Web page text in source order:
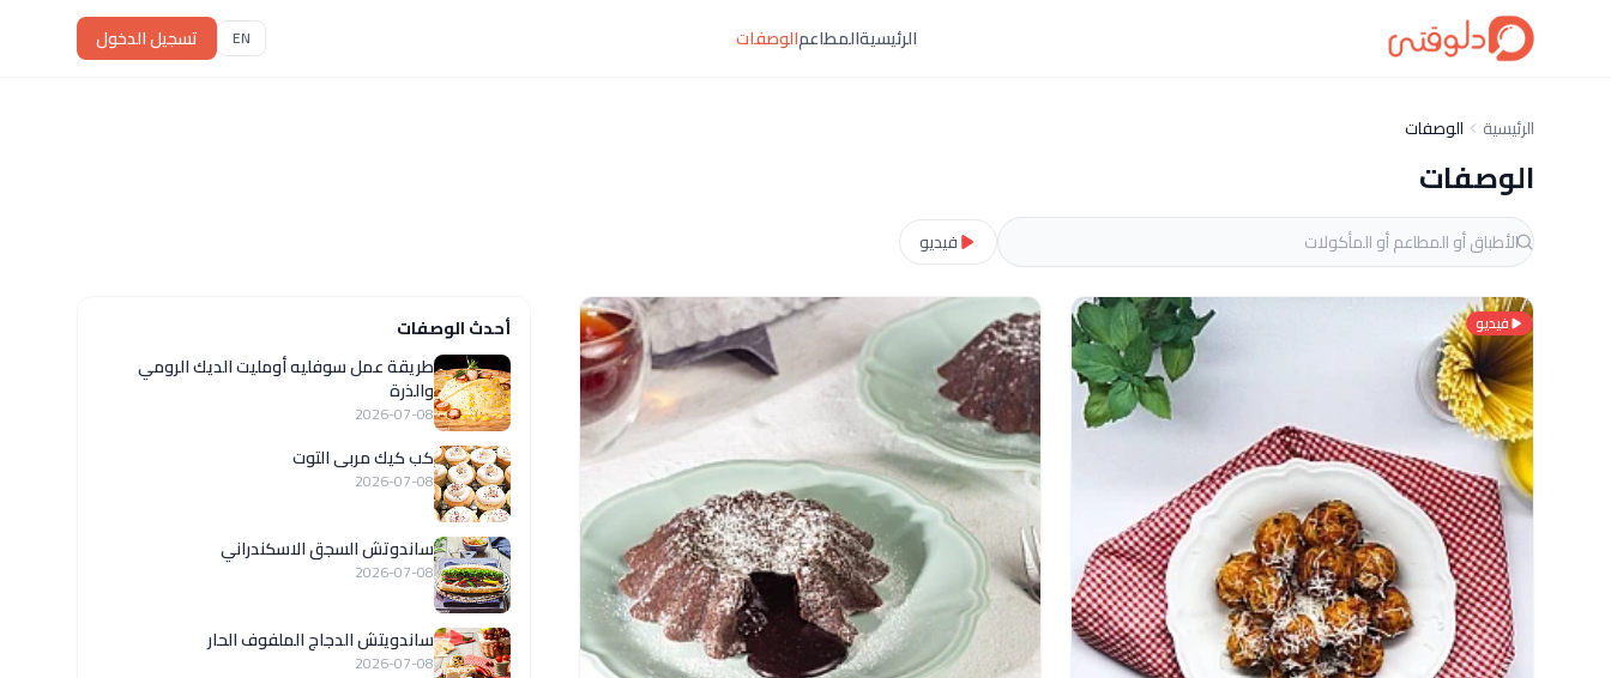
الرئيسيةالمطاعمالوصفات EN تسجيل الدخول
الرئيسية الوصفات
الوصفات
فيديو
فيديو
أحدث الوصفات
طريقة عمل سوفليه أومليت الديك الرومي
والذرة
2026-07-08
كب كيك مربى التوت
2026-07-08
ساندوتش السجق الاسكندراني
2026-07-08
ساندويتش الدجاج الملفوف الحار
2026-07-08